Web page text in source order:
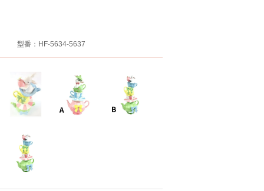
型番：HF-5634-5637